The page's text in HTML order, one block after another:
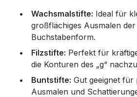
Wachsmalstifte: Ideal für
großflächiges Ausmalen der
Buchstabenform.
Filzstifte: Perfekt für
die Konturen des „g“
Buntstifte: Gut geeignet für
Ausmalen und